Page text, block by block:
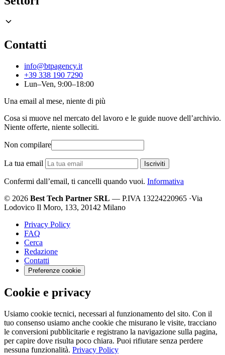
Contatti
info@btpagency.it
+39 338 190 7290
Lun–Ven, 9:00–18:00
Una email al mese, niente di più
Cosa si muove nel mercato del lavoro e le guide nuove dell’archivio.
Niente offerte, niente solleciti.
Non compilare
La tua email Iscriviti
Confermi dall’email, ti cancelli quando vuoi. Informativa
© 2026 Best Tech Partner SRL — P.IVA 13224220965 ·Via
Lodovico Il Moro, 133, 20142 Milano
Privacy Policy
FAQ
Cerca
Redazione
Contatti
Preferenze cookie
Cookie e privacy
Usiamo cookie tecnici, necessari al funzionamento del sito. Con il
tuo consenso usiamo anche cookie che misurano le visite, tracciano
le conversioni pubblicitarie e registrano la navigazione sulla pagina,
per capire dove risulta poco chiara. Puoi rifiutare senza perdere
nessuna funzionalità. Privacy Policy